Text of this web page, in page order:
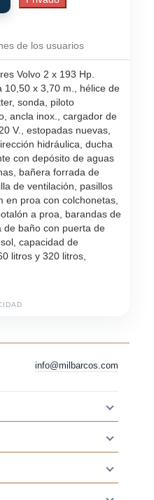
de los usuarios
Volvo 2 x 193 Hp.
10,50 x 3,70 m., hélice de
sonda, piloto
ancla inox., cargador de
V., estopadas nuevas,
hidráulica, ducha
con depósito de aguas
bañera forrada de
de ventilación, pasillos
en proa con colchonetas,
a proa, barandas de
de baño con puerta de
capacidad de
litros y 320 litros,
info@milbarcos.com